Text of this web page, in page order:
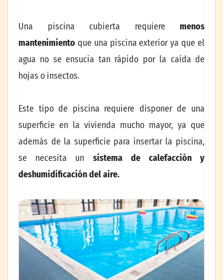
Una piscina cubierta requiere menos
mantenimiento que una piscina exterior ya que el
agua no se ensucia tan rápido por la caída de
hojas o insectos.
Este tipo de piscina requiere disponer de una
superficie en la vivienda mucho mayor, ya que
además de la superficie para insertar la piscina,
se necesita un sistema de calefacción y
deshumidificación del aire.